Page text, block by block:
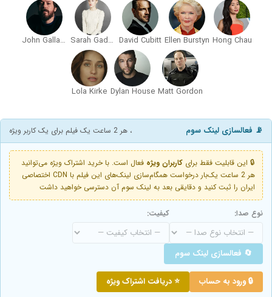
Hong Chau
Ellen Burstyn
David Cubitt
Sarah Gadon
John Gallagher Jr.
Matt Gordon
Dylan House
Lola Kirke
📡 فعالسازی لینک سوم ، هر 2 ساعت یک فیلم برای یک کاربر ویژه
🔒 این قابلیت فقط برای کاربران ویژه فعال است. با خرید اشتراک ویژه می‌توانید
هر 2 ساعت یک‌بار درخواست همگام‌سازی لینک‌های این فیلم با CDN اختصاصی
ایران را ثبت کنید و دقایقی بعد به لینک سوم آن دسترسی خواهید داشت
نوع صدا: کیفیت:
🔄 فعالسازی لینک سوم
🔒 ورود به حساب ⭐ دریافت اشتراک ویژه